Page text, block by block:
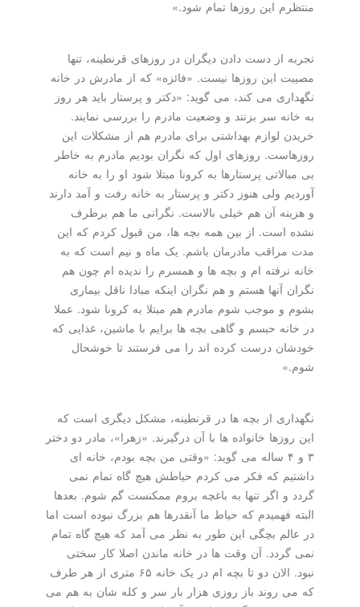
منتظرم این روزها تمام شود.»
تجربه از دست دادن دیگران در روزهای قرنطینه، تنها
مصیبت این روزها نیست. «فائزه» که از مادرش در خانه
نگهداری می کند، می گوید: «دکتر و پرستار باید هر روز
به خانه سر بزنند و وضعیت مادرم را بررسی نمایند.
خریدن لوازم بهداشتی برای مادرم هم از مشکلات این
روزهاست. روزهای اول که نگران بودیم مادرم به خاطر
بی مبالاتی پرستارها به کرونا مبتلا شود او را به خانه
آوردیم ولی هنوز دکتر و پرستار به خانه رفت و آمد دارند
و هزینه آن هم خیلی بالاست. نگرانی ما هم برطرف
نشده است. از بین همه بچه ها، من قبول کردم که این
مدت مراقب مادرمان باشم. یک ماه و نیم است که به
خانه نرفته ام و بچه ها و همسرم را ندیده ام چون هم
نگران آنها هستم و هم نگران اینکه مبادا ناقل بیماری
بشوم و موجب شوم مادرم هم مبتلا به کرونا شود. عملا
در خانه حبسم و گاهی بچه ها برایم با ماشین، غذایی که
خودشان درست کرده اند را می فرستند تا خوشحال
نگهداری از بچه ها در قرنطینه، مشکل دیگری است که
این روزها خانواده ها با آن درگیرند. «زهرا»، مادر دو دختر
۳ و ۴ ساله می گوید: «وقتی من بچه بودم، خانه ای
داشتیم که فکر می کردم حیاطش هیچ گاه تمام نمی
گردد و اگر تنها به باغچه بروم ممکنست گم شوم. بعدها
البته فهمیدم که حیاط ما آنقدرها هم بزرگ نبوده است اما
در عالم بچگی این طور به نظر می آمد که هیچ گاه تمام
نمی گردد. آن وقت ها در خانه ماندن اصلا کار سختی
نبود. الان دو تا بچه ام در یک خانه ۶۵ متری از هر طرف
که می روند باز روزی هزار بار سر و کله شان به هم می